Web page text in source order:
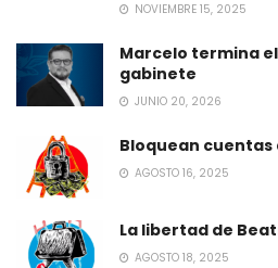
NOVIEMBRE 15, 2025
Marcelo termina el
gabinete
JUNIO 20, 2026
Bloquean
AGOSTO 16, 2025
La libertad de
AGOSTO 18, 2025